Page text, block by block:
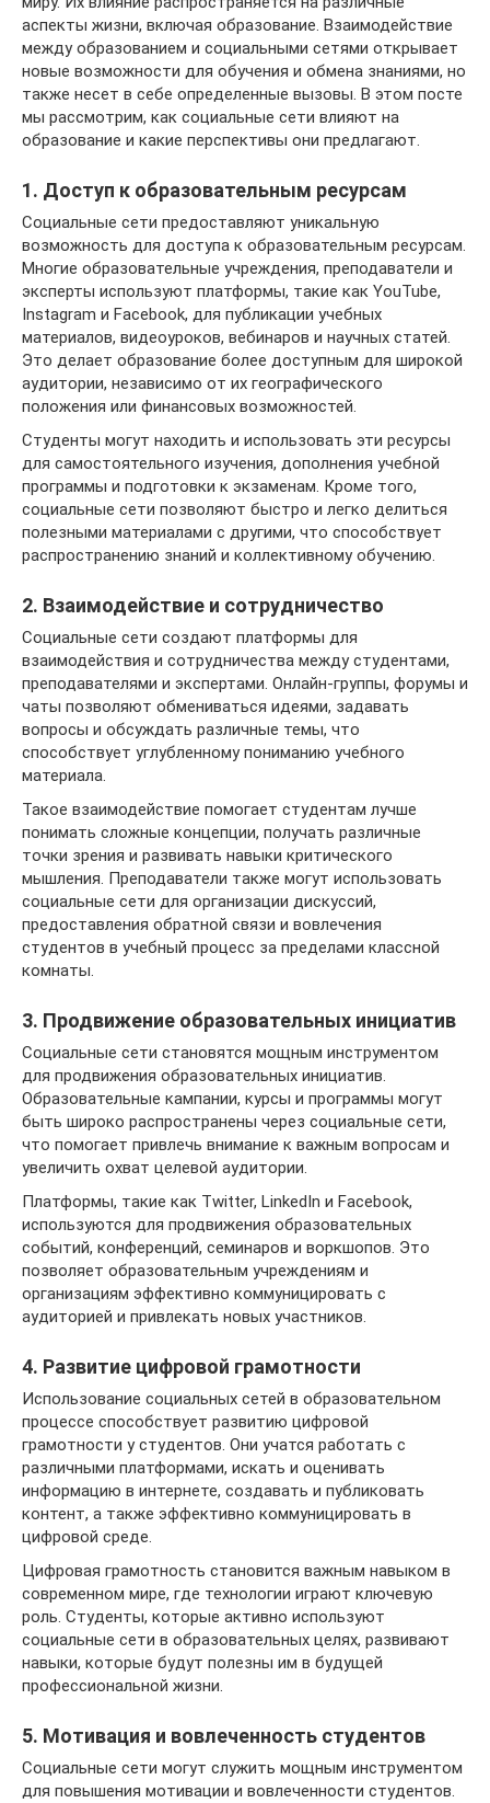
аспекты жизни, включая образование. Взаимодействие
между образованием и социальными сетями открывает
новые возможности для обучения и обмена знаниями, но
также несет в себе определенные вызовы. В этом посте
мы рассмотрим, как социальные сети влияют на
образование и какие перспективы они предлагают.
1. Доступ к образовательным ресурсам
Социальные сети предоставляют уникальную
возможность для доступа к образовательным ресурсам.
Многие образовательные учреждения, преподаватели и
эксперты используют платформы, такие как YouTube,
Instagram и Facebook, для публикации учебных
материалов, видеоуроков, вебинаров и научных статей.
Это делает образование более доступным для широкой
аудитории, независимо от их географического
положения или финансовых возможностей.
Студенты могут находить и использовать эти ресурсы
для самостоятельного изучения, дополнения учебной
программы и подготовки к экзаменам. Кроме того,
социальные сети позволяют быстро и легко делиться
полезными материалами с другими, что способствует
распространению знаний и коллективному обучению.
2. Взаимодействие и сотрудничество
Социальные сети создают платформы для
взаимодействия и сотрудничества между студентами,
преподавателями и экспертами. Онлайн-группы, форумы и
чаты позволяют обмениваться идеями, задавать
вопросы и обсуждать различные темы, что
способствует углубленному пониманию учебного
материала.
Такое взаимодействие помогает студентам лучше
понимать сложные концепции, получать различные
точки зрения и развивать навыки критического
мышления. Преподаватели также могут использовать
социальные сети для организации дискуссий,
предоставления обратной связи и вовлечения
студентов в учебный процесс за пределами классной
комнаты.
3. Продвижение образовательных инициатив
Социальные сети становятся мощным инструментом
для продвижения образовательных инициатив.
Образовательные кампании, курсы и программы могут
быть широко распространены через социальные сети,
что помогает привлечь внимание к важным вопросам и
увеличить охват целевой аудитории.
Платформы, такие как Twitter, LinkedIn и Facebook,
используются для продвижения образовательных
событий, конференций, семинаров и воркшопов. Это
позволяет образовательным учреждениям и
организациям эффективно коммуницировать с
аудиторией и привлекать новых участников.
4. Развитие цифровой грамотности
Использование социальных сетей в образовательном
процессе способствует развитию цифровой
грамотности у студентов. Они учатся работать с
различными платформами, искать и оценивать
информацию в интернете, создавать и публиковать
контент, а также эффективно коммуницировать в
цифровой среде.
Цифровая грамотность становится важным навыком в
современном мире, где технологии играют ключевую
роль. Студенты, которые активно используют
социальные сети в образовательных целях, развивают
навыки, которые будут полезны им в будущей
профессиональной жизни.
5. Мотивация и вовлеченность студентов
Социальные сети могут служить мощным инструментом
для повышения мотивации и вовлеченности студентов.